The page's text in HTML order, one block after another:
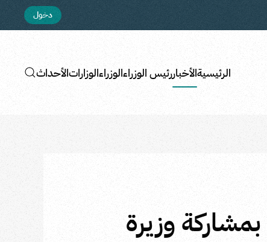
دخول
الرئيسيةالأخباررئيس الوزراءالوزراءالوزاراتالأحداث
وزيرة